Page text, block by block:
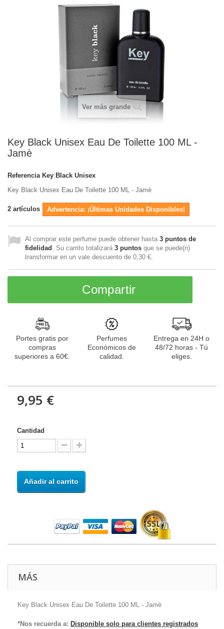
Ver más grande
Key Black Unisex Eau De Toilette 100 ML -
Jamè
Referencia Key Black Unisex
Key Black Unisex Eau De Toilette 100 ML - Jamè
2 artículos Advertencia: ¡Últimas Unidades Disponibles!
Al comprar este perfume puede obtener hasta 3 puntos de
fidelidad . Su carrito totalizará 3 puntos que se puede(n)
transformar en un vale descuento de 0,30 €
Compartir
Portes gratis por
compras
superiores a 60€.
Perfumes
Económicos de
calidad.
Entrega en 24H o
48/72 horas - Tú
eliges.
9,95 €
Cantidad
Añadir al carrito
MÁS
Key Black Unisex Eau De Toilette 100 ML - Jamè
*Nos recuerda a: Disponible solo para clientes registrados